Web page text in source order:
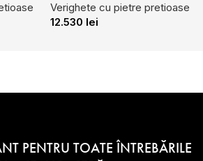
Verighete cu pietre pretioase
12.530 lei
PENTRU TOATE ÎNTREBĂRILE